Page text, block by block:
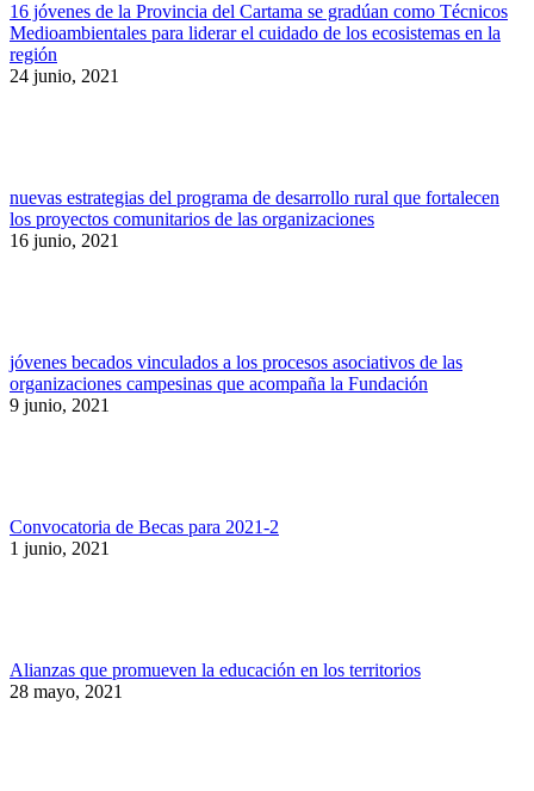
16 jóvenes de la Provincia del Cartama se gradúan como Técnicos
Medioambientales para liderar el cuidado de los ecosistemas en la
región
24 junio, 2021
nuevas estrategias del programa de desarrollo rural que fortalecen
los proyectos comunitarios de las organizaciones
16 junio, 2021
jóvenes becados vinculados a los procesos asociativos de las
organizaciones campesinas que acompaña la Fundación
9 junio, 2021
Convocatoria de Becas para 2021-2
1 junio, 2021
Alianzas que promueven la educación en los territorios
28 mayo, 2021